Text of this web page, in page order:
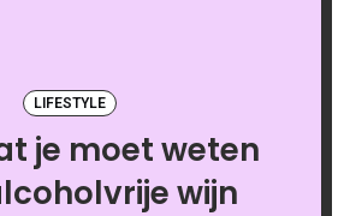
LIFESTYLE
je moet weten
wijn